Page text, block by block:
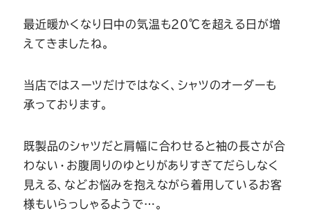
SADA
公
式
Youtube
SADA
公
式
Facebook
SADA
式
Twitter
SADA
式
Instagram
SADA
式
LINE
最近暖かくなり日中の気温も20℃を超える日が増
えてきましたね。
当店ではスーツだけではなく、シャツのオーダーも
承っております。
既製品のシャツだと肩幅に合わせると袖の長さが合
わない・お腹周りのゆとりがありすぎてだらしなく
見える、などお悩みを抱えながら着用しているお客
様もいらっしゃるようで…。